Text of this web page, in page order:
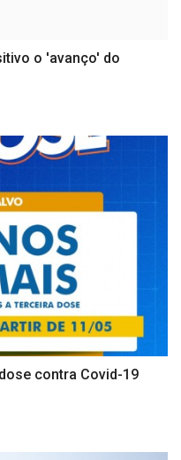
o 'avanço' do
contra Covid-19